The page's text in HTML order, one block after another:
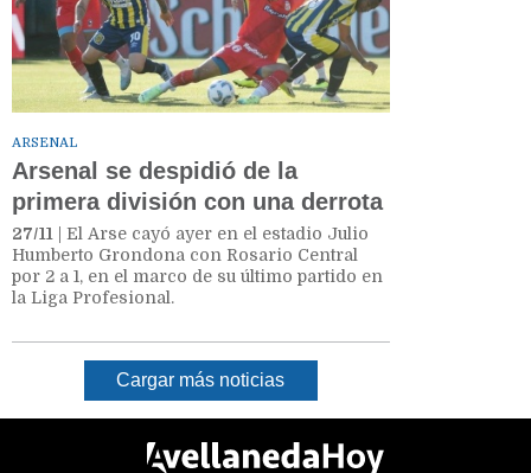
ARSENAL
Arsenal se despidió de la
primera división con una derrota
27/11 | El Arse cayó ayer en el estadio Julio
Humberto Grondona con Rosario Central
por 2 a 1, en el marco de su último partido en
la Liga Profesional.
Cargar más noticias